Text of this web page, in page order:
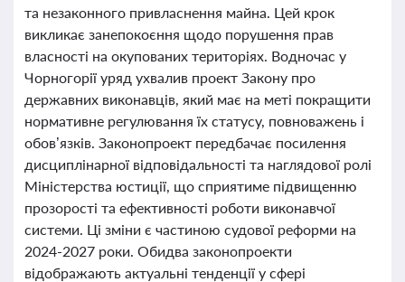
та незаконного привласнення майна. Цей крок
викликає занепокоєння щодо порушення прав
власності на окупованих територіях. Водночас у
Чорногорії уряд ухвалив проект Закону про
державних виконавців, який має на меті покращити
нормативне регулювання їх статусу, повноважень і
обов’язків. Законопроект передбачає посилення
дисциплінарної відповідальності та наглядової ролі
Міністерства юстиції, що сприятиме підвищенню
прозорості та ефективності роботи виконавчої
системи. Ці зміни є частиною судової реформи на
2024-2027 роки. Обидва законопроекти
відображають актуальні тенденції у сфері